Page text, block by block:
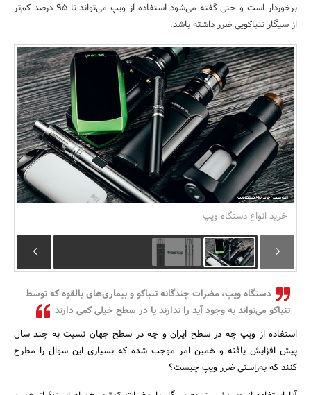
مسکن و ساختمان
برخوردار است و حتی گفته می‌شود استفاده از ویپ می‌تواند تا 95 درصد کم‌تر
از سیگار تنباکویی ضرر داشته باشد.
خرید انواع دستگاه ویپ
دستگاه ویپ، مضرات چندگانه تنباکو و بیماری‌های بالقوه که توسط
تنباکو می‌تواند به وجود آید را ندارند یا در سطح خیلی کمی دارند
استفاده از ویپ چه در سطح ایران و چه در سطح جهان نسبت به چند سال
پیش افزایش یافته و همین امر موجب شده که بسیاری این سوال را مطرح
کنند که به‌راستی ضرر ویپ چیست؟